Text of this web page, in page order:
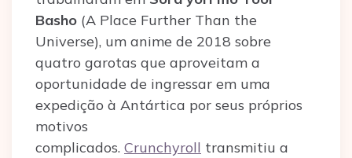
Basho (A Place Further Than the
Universe), um anime de 2018 sobre
quatro garotas que aproveitam a
oportunidade de ingressar em uma
expedição à Antártica por seus próprios
motivos
complicados. Crunchyroll transmitiu a